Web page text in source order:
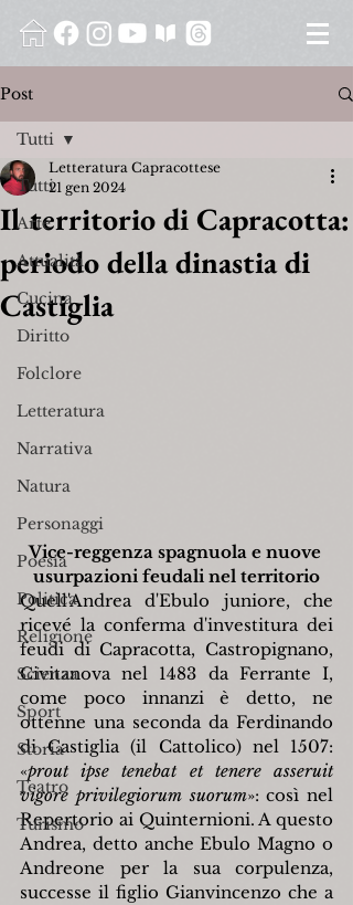
Post
Tutti
Arte
Attualità
Cucina
Diritto
Folclore
Letteratura
Narrativa
Natura
Personaggi
Poesia
Politica
Religione
Scienza
Sport
Storia
Teatro
Turismo
Tutti
Il territorio di Capracotta:
periodo della dinastia di
Castiglia
Letteratura Capracottese
21 gen 2024
Vice-reggenza spagnuola e nuove
usurpazioni feudali nel territorio
Quell'Andrea d'Ebulo juniore, che
ricevé la conferma d'investitura dei
feudi di Capracotta, Castropignano,
Civitanova nel 1483 da Ferrante I,
come poco innanzi è detto, ne
ottenne una seconda da Ferdinando
«prout ipse tenebat et tenere asseruit
vigore privilegiorum suorum»: così nel
Repertorio ai Quinternioni. A questo
Andrea, detto anche Ebulo Magno o
Andreone per la sua corpulenza,
successe il figlio Gianvincenzo che a